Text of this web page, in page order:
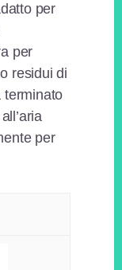
per
per
residui di
terminato
per